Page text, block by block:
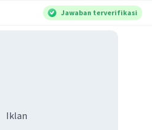
Jawaban terverifikasi
Iklan